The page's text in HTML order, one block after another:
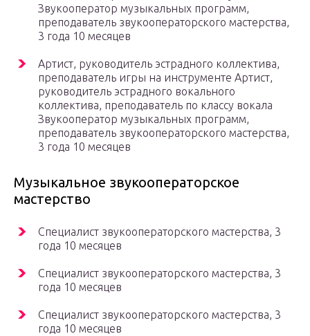
Звукооператор музыкальных программ,
преподаватель звукооператорского мастерства,
3 года 10 месяцев
Артист, руководитель эстрадного коллектива,
преподаватель игры на инструменте Артист,
руководитель эстрадного вокального
коллектива, преподаватель по классу вокала
Звукооператор музыкальных программ,
преподаватель звукооператорского мастерства,
3 года 10 месяцев
Музыкальное звукооператорское
мастерство
Специалист звукооператорского мастерства, 3
года 10 месяцев
Специалист звукооператорского мастерства, 3
года 10 месяцев
Специалист звукооператорского мастерства, 3
года 10 месяцев